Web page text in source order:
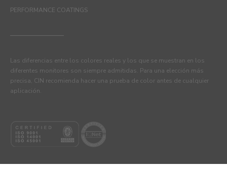
PERFORMANCE COATINGS
Las diferencias entre los colores reales y los que se muestran en los
diferentes monitores son siempre admitidas. Para una elección más
precisa, CIN recomienda hacer una prueba de color antes de cualquier
aplicación.